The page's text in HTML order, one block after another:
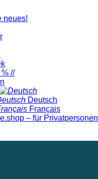
neues!
% //
Deutsch
Français
– für Privatpersonen